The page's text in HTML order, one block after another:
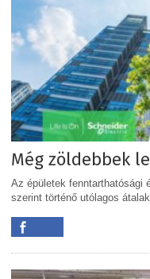
Még zöldebbek
Az épületek fenntarthatósági
szerint történő utólagos